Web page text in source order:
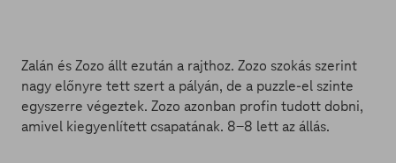
Zalán és Zozo állt ezután a rajthoz. Zozo szokás szerint
nagy előnyre tett szert a pályán, de a puzzle-el szinte
egyszerre végeztek. Zozo azonban profin tudott dobni,
amivel kiegyenlített csapatának. 8-8 lett az állás.